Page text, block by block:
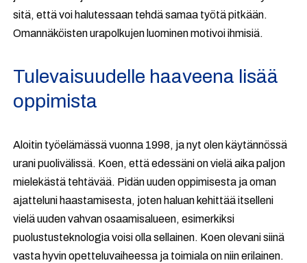
sitä, että voi halutessaan tehdä samaa työtä pitkään.
Omannäköisten urapolkujen luominen motivoi ihmisiä.
Tulevaisuudelle haaveena lisää
oppimista
Aloitin työelämässä vuonna 1998, ja nyt olen käytännössä
urani puolivälissä. Koen, että edessäni on vielä aika paljon
mielekästä tehtävää. Pidän uuden oppimisesta ja oman
ajatteluni haastamisesta, joten haluan kehittää itselleni
vielä uuden vahvan osaamisalueen, esimerkiksi
puolustusteknologia voisi olla sellainen. Koen olevani siinä
vasta hyvin opetteluvaiheessa ja toimiala on niin erilainen.